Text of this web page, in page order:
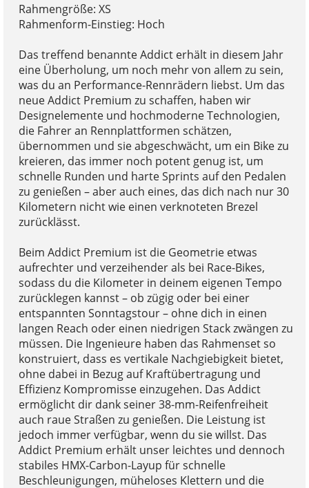
Rahmengröße: XS
Rahmenform-Einstieg: Hoch
Das treffend benannte Addict erhält in diesem Jahr
eine Überholung, um noch mehr von allem zu sein,
was du an Performance-Rennrädern liebst. Um das
neue Addict Premium zu schaffen, haben wir
Designelemente und hochmoderne Technologien,
die Fahrer an Rennplattformen schätzen,
übernommen und sie abgeschwächt, um ein Bike zu
kreieren, das immer noch potent genug ist, um
schnelle Runden und harte Sprints auf den Pedalen
zu genießen – aber auch eines, das dich nach nur 30
Kilometern nicht wie einen verknoteten Brezel
zurücklässt.
Beim Addict Premium ist die Geometrie etwas
aufrechter und verzeihender als bei Race-Bikes,
sodass du die Kilometer in deinem eigenen Tempo
zurücklegen kannst – ob zügig oder bei einer
entspannten Sonntagstour – ohne dich in einen
langen Reach oder einen niedrigen Stack zwängen zu
müssen. Die Ingenieure haben das Rahmenset so
konstruiert, dass es vertikale Nachgiebigkeit bietet,
ohne dabei in Bezug auf Kraftübertragung und
Effizienz Kompromisse einzugehen. Das Addict
ermöglicht dir dank seiner 38-mm-Reifenfreiheit
auch raue Straßen zu genießen. Die Leistung ist
jedoch immer verfügbar, wenn du sie willst. Das
Addict Premium erhält unser leichtes und dennoch
stabiles HMX-Carbon-Layup für schnelle
Beschleunigungen, müheloses Klettern und die